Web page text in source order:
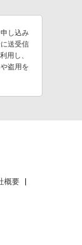
し込み
送受信
用し、
盗用を
概要